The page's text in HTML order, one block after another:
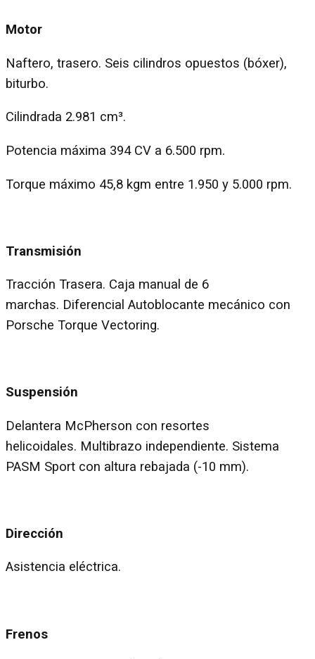
Motor
Naftero, trasero. Seis cilindros opuestos (bóxer),
biturbo.
Cilindrada 2.981 cm³.
Potencia máxima 394 CV a 6.500 rpm.
Torque máximo 45,8 kgm entre 1.950 y 5.000 rpm.
Transmisión
Tracción Trasera. Caja manual de 6
marchas. Diferencial Autoblocante mecánico con
Porsche Torque Vectoring.
Suspensión
Delantera McPherson con resortes
helicoidales. Multibrazo independiente. Sistema
PASM Sport con altura rebajada (-10 mm).
Dirección
Asistencia eléctrica.
Frenos